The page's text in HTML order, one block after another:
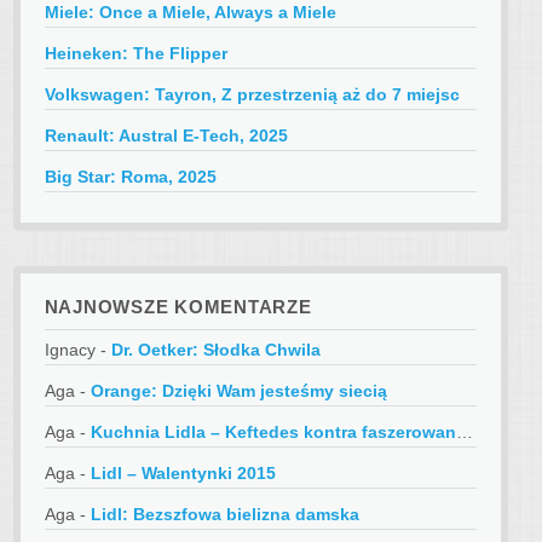
Miele: Once a Miele, Always a Miele
Heineken: The Flipper
Volkswagen: Tayron, Z przestrzenią aż do 7 miejsc
Renault: Austral E-Tech, 2025
Big Star: Roma, 2025
NAJNOWSZE KOMENTARZE
Ignacy- Dr. Oetker: Słodka Chwila
Aga - Orange: Dzięki Wam jesteśmy siecią
Aga - Kuchnia Lidla – Keftedes kontra faszerowane papryczki
Aga - Lidl – Walentynki 2015
Aga - Lidl: Bezszfowa bielizna damska